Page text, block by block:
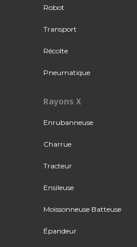
Robot
Transport
Récolte
Pneumatique
Rayons X
Enrubanneuse
Charrue
Tracteur
Ensileuse
Moissonneuse Batteuse
Épandeur